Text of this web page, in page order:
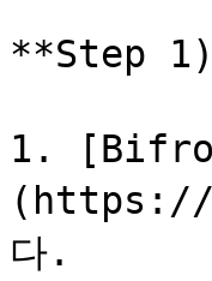
**Step 1)
1.
(https://
다.